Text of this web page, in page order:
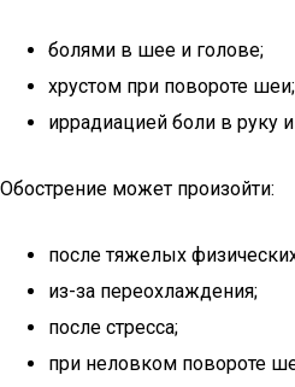
болями в шее и голове;
хрустом при повороте шеи;
иррадиацией боли в руку
Обострение может произойти:
после тяжелых
из-за переохлаждения;
после стресса;
при неловком повороте